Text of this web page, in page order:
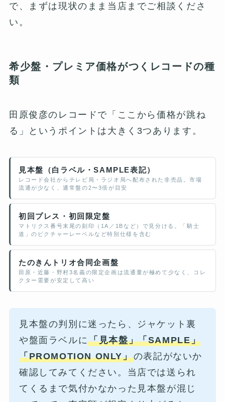
で、まずは現状のまま当店までご相談くださ
い。
希少盤・プレミア価格がつくレコードの種
類
田原俊彦のレコードで「ここから価格が跳ね
る」というポイントは大きく3つあります。
見本盤（白ラベル・SAMPLE表記）
レコード会社からテレビ局・ラジオ局へ配布された非売品。市場
流通が少なく、通常盤の2〜3倍が目安
初回プレス・初回限定盤
マトリクス番号末尾の刻印（1A／1Bなど）で見分ける。「騎士
道」のピクチャーレーベルなど特別仕様を含む
たのきんトリオ合同企画盤
田原・近藤・野村3名義の限定企画は流通量が極めて少なく、コレ
クター需要が安定して高い
見本盤の判別に迷ったら、ジャケット裏
や盤面ラベルに「見本盤」「SAMPLE」
「PROMOTION ONLY」の表記がないか
確認してみてください。当店では送られ
てくるまで気付かなかった見本盤が混じ